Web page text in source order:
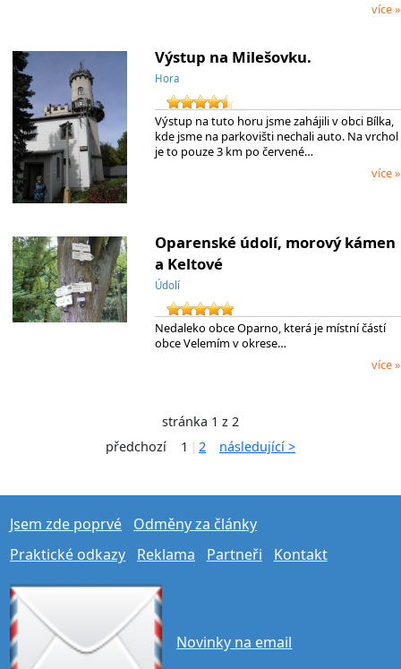
více »
Výstup na Milešovku.
Hora
Výstup na tuto horu jsme zahájili v obci Bílka,
kde jsme na parkovišti nechali auto. Na vrchol
je to pouze 3 km po červené…
více »
Oparenské údolí, morový kámen
a Keltové
Údolí
Nedaleko obce Oparno, která je místní částí
obce Velemím v okrese…
více »
stránka 1 z 2
předchozí
1 2 následující >
Jsem zde poprvé
Odměny za články
Praktické odkazy
Reklama Partneři Kontakt
Novinky na email